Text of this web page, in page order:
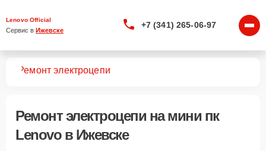
Lenovo Official
Сервис в Ижевске
+7 (341) 265-06-97
Ремонт электроцепи
Ремонт электроцепи на мини пк
Lenovo в Ижевске